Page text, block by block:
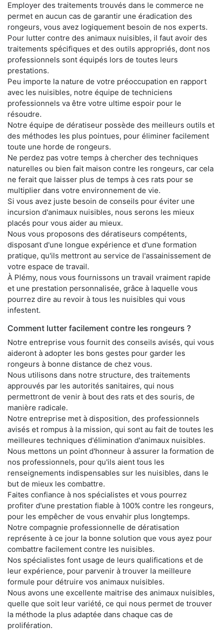
Employer des traitements trouvés dans le commerce ne
permet en aucun cas de garantir une éradication des
rongeurs, vous avez logiquement besoin de nos experts.
Pour lutter contre des animaux nuisibles, il faut avoir des
traitements spécifiques et des outils appropriés, dont nos
professionnels sont équipés lors de toutes leurs
prestations.
Peu importe la nature de votre préoccupation en rapport
avec les nuisibles, notre équipe de techniciens
professionnels va être votre ultime espoir pour le
résoudre.
Notre équipe de dératiseur possède des meilleurs outils et
des méthodes les plus pointues, pour éliminer facilement
toute une horde de rongeurs.
Ne perdez pas votre temps à chercher des techniques
naturelles ou bien fait maison contre les rongeurs, car cela
ne ferait que laisser plus de temps à ces rats pour se
multiplier dans votre environnement de vie.
Si vous avez juste besoin de conseils pour éviter une
incursion d'animaux nuisibles, nous serons les mieux
placés pour vous aider au mieux.
Nous vous proposons des dératiseurs compétents,
disposant d'une longue expérience et d'une formation
pratique, qu'ils mettront au service de l'assainissement de
votre espace de travail.
À Plémy, nous vous fournissons un travail vraiment rapide
et une prestation personnalisée, grâce à laquelle vous
pourrez dire au revoir à tous les nuisibles qui vous
infestent.
Comment lutter facilement contre les rongeurs ?
Notre entreprise vous fournit des conseils avisés, qui vous
aideront à adopter les bons gestes pour garder les
rongeurs à bonne distance de chez vous.
Nous utilisons dans notre structure, des traitements
approuvés par les autorités sanitaires, qui nous
permettront de venir à bout des rats et des souris, de
manière radicale.
Notre entreprise met à disposition, des professionnels
avisés et rompus à la mission, qui sont au fait de toutes les
meilleures techniques d'élimination d'animaux nuisibles.
Nous mettons un point d'honneur à assurer la formation de
nos professionnels, pour qu'ils aient tous les
renseignements indispensables sur les nuisibles, dans le
but de mieux les combattre.
Faites confiance à nos spécialistes et vous pourrez
profiter d'une prestation fiable à 100% contre les rongeurs,
pour les empêcher de vous envahir plus longtemps.
Notre compagnie professionnelle de dératisation
représente à ce jour la bonne solution que vous ayez pour
combattre facilement contre les nuisibles.
Nos spécialistes font usage de leurs qualifications et de
leur expérience, pour parvenir à trouver la meilleure
formule pour détruire vos animaux nuisibles.
Nous avons une excellente maitrise des animaux nuisibles,
quelle que soit leur variété, ce qui nous permet de trouver
la méthode la plus adaptée dans chaque cas de
prolifération.